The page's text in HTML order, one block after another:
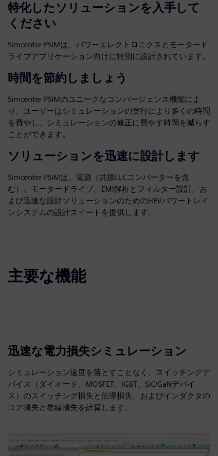
特化したソリューションを入手して
ください
Simcenter PSIMは、パワーエレクトロニクスとモータード
ライブアプリケーション向けに特別に設計されています。
時間を節約しましょう
Simcenter PSIMのユニークなコンバージェンス機能によ
り、ユーザーはシミュレーションの実行により多くの時間
を費やし、シミュレーションの修正に費やす時間を減らす
ことができます。
ソリューションを迅速に設計します
Simcenter PSIMは、電源（共振LLCコンバーターを含
む）、モータードライブ、EMI解析とフィルター設計、お
よび迅速な設計ソリューションのためのHEVパワートレイ
ンシステムの設計スイートを提供します。
主要な機能
迅速な電力損失シミュレーション
シミュレーション速度を落とすことなく、スイッチングデ
バイス（ダイオード、MOSFET、IGBT、SiC/GaNデバイ
ス）のスイッチング損失と伝導損失、およびインダクタの
コア損失と巻線損失を計算します。